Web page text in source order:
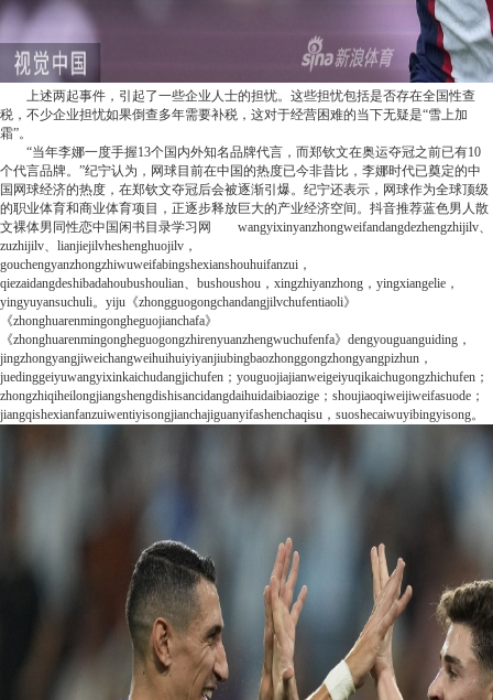
上述两起事件，引起了一些企业人士的担忧。这些担忧包括是否存在全国性查
税，不少企业担忧如果倒查多年需要补税，这对于经营困难的当下无疑是“雪上加
霜”。
“当年李娜一度手握13个国内外知名品牌代言，而郑钦文在奥运夺冠之前已有10
个代言品牌。”纪宁认为，网球目前在中国的热度已今非昔比，李娜时代已奠定的中
国网球经济的热度，在郑钦文夺冠后会被逐渐引爆。纪宁还表示，网球作为全球顶级
的职业体育和商业体育项目，正逐步释放巨大的产业经济空间。 抖音推荐蓝色男人散
文裸体男同性恋中国闲书目录学习网 wangyixinyanzhongweifandangdezhengzhijilv、
zuzhijilv、lianjiejilvheshenghuojilv，
gouchengyanzhongzhiwuweifabingshexianshouhuifanzui，
qiezaidangdeshibadahoubushoulian、bushoushou，xingzhiyanzhong，yingxiangelie，
yingyuyansuchuli。yiju《zhongguogongchandangjilvchufentiaoli》
《zhonghuarenmingongheguojianchafa》
《zhonghuarenmingongheguogongzhirenyuanzhengwuchufenfa》dengyouguanguiding，
jingzhongyangjiweichangweihuihuiyiyanjiubingbaozhonggongzhongyangpizhun，
juedinggeiyuwangyixinkaichudangjichufen；youguojiajianweigeiyuqikaichugongzhichufen；
zhongzhiqiheilongjiangshengdishisancidangdaihuidaibiaozige；shoujiaoqiweijiweifasuode；
jiangqishexianfanzuiwentiyisongjianchajiguanyifashenchaqisu，suoshecaiwuyibingyisong。